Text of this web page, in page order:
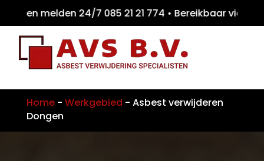
melden 24/7 085 21 21 774 •
Home- Werkgebied - Asbest verwijderen
Dongen